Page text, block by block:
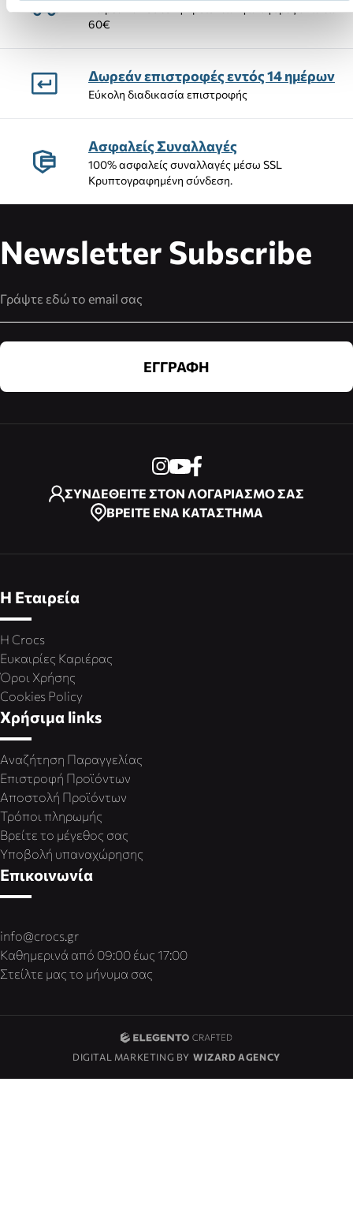
60€
Δωρεάν επιστροφές εντός 14 ημέρων
Εύκολη διαδικασία επιστροφής
Ασφαλείς Συναλλαγές
100% ασφαλείς συναλλαγές μέσω SSL
Κρυπτογραφημένη σύνδεση.
Newsletter Subscribe
ΕΓΓΡΑΦΗ
ΣΥΝΔΕΘΕΙΤΕ ΣΤΟΝ ΛΟΓΑΡΙΑΣΜΟ ΣΑΣ
ΒΡΕΙΤΕ ΕΝΑ ΚΑΤΑΣΤΗΜΑ
Η Εταιρεία
Η Crocs
Ευκαιρίες Καριέρας
Όροι Χρήσης
Cookies Policy
Χρήσιμα links
Αναζήτηση Παραγγελίας
Επιστροφή Προϊόντων
Αποστολή Προϊόντων
Τρόποι πληρωμής
Βρείτε το μέγεθος σας
Υποβολή υπαναχώρησης
Επικοινωνία
info@crocs.gr
Καθημερινά από 09:00 έως 17:00
Στείλτε μας το μήνυμα σας
DIGITAL MARKETING BY WIZARD AGENCY